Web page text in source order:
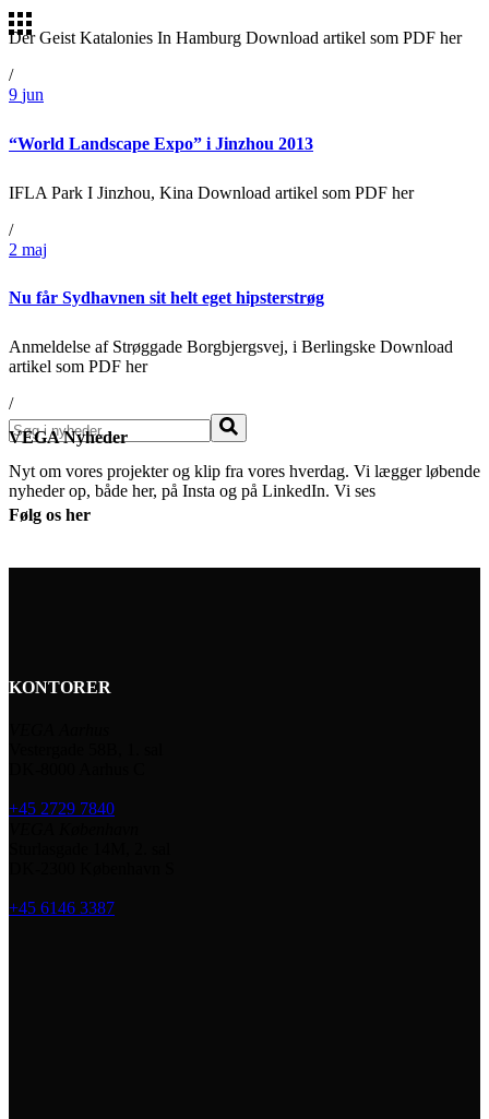
Der Geist Katalonies In Hamburg Download artikel som PDF her
/
9 jun
“World Landscape Expo” i Jinzhou 2013
IFLA Park I Jinzhou, Kina Download artikel som PDF her
/
2 maj
Nu får Sydhavnen sit helt eget hipsterstrøg
Anmeldelse af Strøggade Borgbjergsvej, i Berlingske Download
artikel som PDF her
/
Søg
VEGA Nyheder
Nyt om vores projekter og klip fra vores hverdag. Vi lægger løbende
nyheder op, både her, på Insta og på LinkedIn. Vi ses
Følg os her
KONTORER
+45 2729 7840
+45 6146 3387